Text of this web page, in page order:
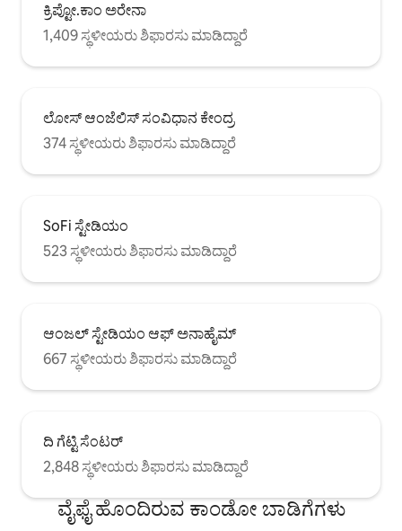
ಕ್ರಿಪ್ಟೋ.ಕಾಂ ಅರೇನಾ
1,409 ಸ್ಥಳೀಯರು ಶಿಫಾರಸು ಮಾಡಿದ್ದಾರೆ
ಲೋಸ್ ಆಂಜೆಲಿಸ್ ಸಂವಿಧಾನ ಕೇಂದ್ರ
374 ಸ್ಥಳೀಯರು ಶಿಫಾರಸು ಮಾಡಿದ್ದಾರೆ
SoFi ಸ್ಟೇಡಿಯಂ
523 ಸ್ಥಳೀಯರು ಶಿಫಾರಸು ಮಾಡಿದ್ದಾರೆ
ಆಂಜಲ್ ಸ್ಟೇಡಿಯಂ ಆಫ್ ಅನಾಹೈಮ್
667 ಸ್ಥಳೀಯರು ಶಿಫಾರಸು ಮಾಡಿದ್ದಾರೆ
ದಿ ಗೆಟ್ಟಿ ಸೆಂಟರ್
2,848 ಸ್ಥಳೀಯರು ಶಿಫಾರಸು ಮಾಡಿದ್ದಾರೆ
ವೈಫೈ ಹೊಂದಿರುವ ಕಾಂಡೋ ಬಾಡಿಗೆಗಳು